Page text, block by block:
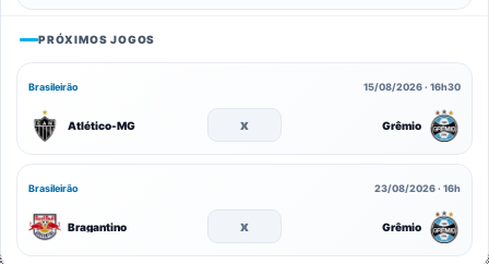
PRÓXIMOS JOGOS
Brasileirão 15/08/2026 · 16h30
Atlético-MG x Grêmio
Brasileirão 23/08/2026 · 16h
Bragantino x Grêmio